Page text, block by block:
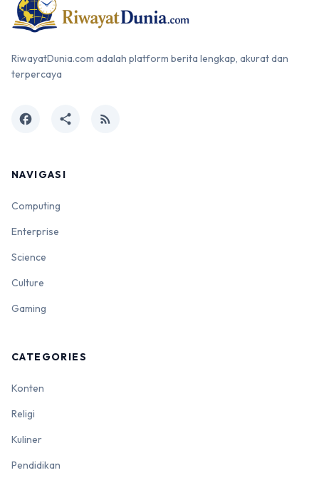
RiwayatDunia.com adalah platform berita lengkap, akurat dan
terpercaya
facebook share rss_feed
NAVIGASI
Computing
Enterprise
Science
Culture
Gaming
CATEGORIES
Konten
Religi
Kuliner
Pendidikan